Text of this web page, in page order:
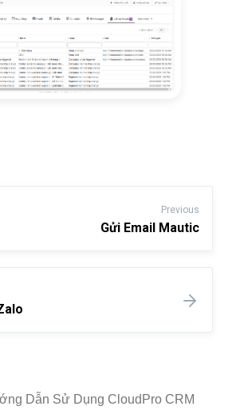
Previous
Gửi Email Mautic
Dẫn Sử Dụng CloudPro CRM